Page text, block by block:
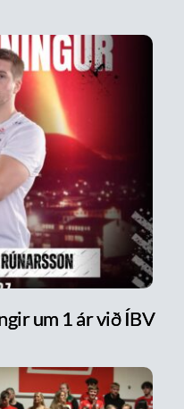
um 1 ár við ÍBV